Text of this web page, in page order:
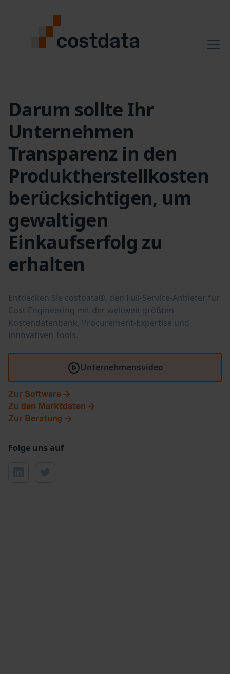
Darum sollte Ihr
Unternehmen
Transparenz in den
Produktherstellkosten
berücksichtigen, um
gewaltigen
Einkaufserfolg zu
erhalten
Entdecken Sie costdata®, den Full-Service-Anbieter für
Cost Engineering mit der weltweit größten
Kostendatenbank, Procurement-Expertise und
innovativen Tools.
Unternehmensvideo
Zur Software
Zu den Marktdaten
Zur Beratung
Folge uns auf